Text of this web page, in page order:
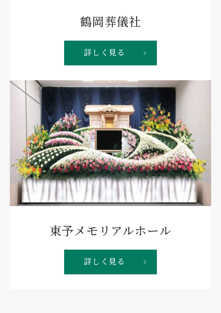
鶴岡葬儀社
詳しく見る
東予メモリアルホール
詳しく見る